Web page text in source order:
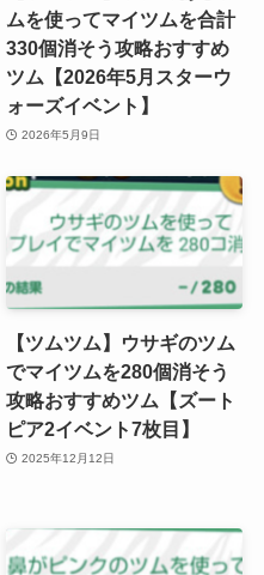
ムを使ってマイツムを合計
330個消そう攻略おすすめ
ツム【2026年5月スターウ
ォーズイベント】
2026年5月9日
【ツムツム】ウサギのツム
でマイツムを280個消そう
攻略おすすめツム【ズート
ピア2イベント7枚目】
2025年12月12日